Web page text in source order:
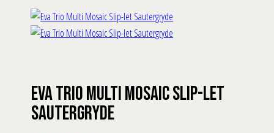
Eva Trio Multi Mosaic Slip-let
Sautergryde